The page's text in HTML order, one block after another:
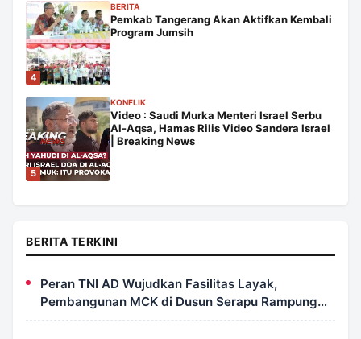
4
BERITA
Pemkab Tangerang Akan Aktifkan Kembali
Program Jumsih
5
KONFLIK
Video : Saudi Murka Menteri Israel Serbu
Al-Aqsa, Hamas Rilis Video Sandera Israel
| Breaking News
BERITA TERKINI
Peran TNI AD Wujudkan Fasilitas Layak,
Pembangunan MCK di Dusun Serapu Rampung
Dikerjakan